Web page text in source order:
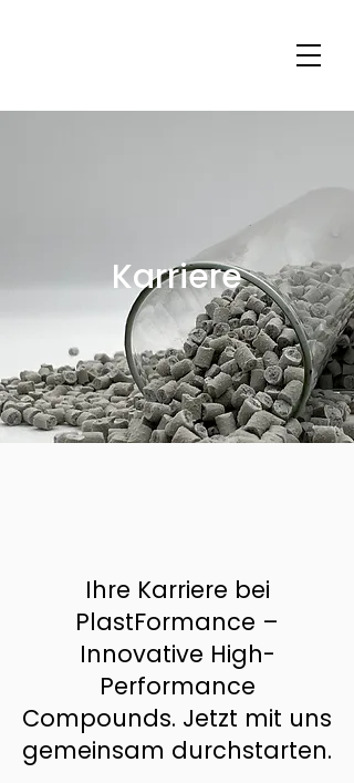
Karriere
Ihre Karriere bei
PlastFormance –
Innovative High-
Performance
Compounds. Jetzt mit uns
gemeinsam durchstarten.